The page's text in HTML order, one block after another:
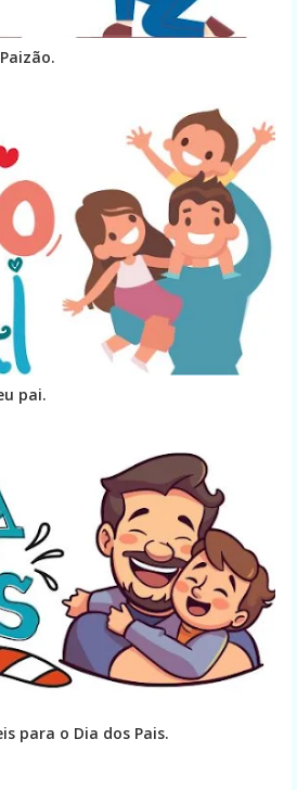
pai.
para o Dia dos Pais.